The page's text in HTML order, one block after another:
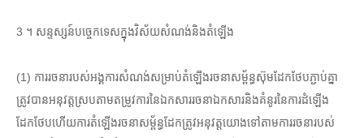
3 ។ សន្ទស្សន៍បច្ចេកទេសក្នុងវិស័យសំណង់និងតំឡើង
(1) ការរចនារបស់អង្គការសំណង់សម្រាប់តំឡើងរចនាសម្ព័ន្ធស៊ុមដែកថែបភ្ជាប់គ្នា
ត្រូវបានអនុវត្តស្របតាមតម្រូវការនៃឯកសាររចនាឯកសារនិងគំនូរនៃការដំឡើង
ដែកថែបហើយការតំឡើងរចនាសម្ព័ន្ធដែកត្រូវអនុវត្តយោងទៅតាមការរចនារបស់